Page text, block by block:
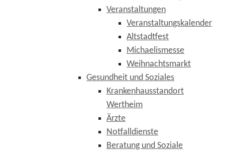
Veranstaltungen
Veranstaltungskalender
Altstadtfest
Michaelismesse
Weihnachtsmarkt
Gesundheit und Soziales
Krankenhausstandort
Wertheim
Ärzte
Notfalldienste
Beratung und Soziale